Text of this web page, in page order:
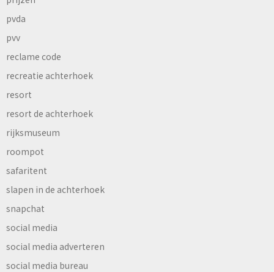
pvda
pvv
reclame code
recreatie achterhoek
resort
resort de achterhoek
rijksmuseum
roompot
safaritent
slapen in de achterhoek
snapchat
social media
social media adverteren
social media bureau